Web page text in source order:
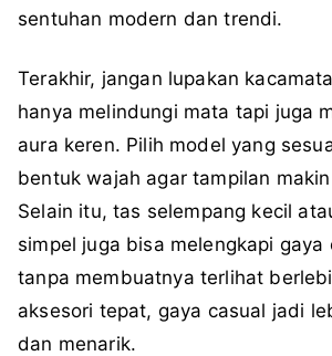
sentuhan modern dan trendi.
Terakhir, jangan lupakan
hanya melindungi mata tapi juga
aura keren. Pilih model yang
bentuk wajah agar tampilan
Selain itu, tas selempang kecil
simpel juga bisa melengkapi gaya
tanpa membuatnya terlihat
aksesori tepat, gaya casual jadi
dan menarik.